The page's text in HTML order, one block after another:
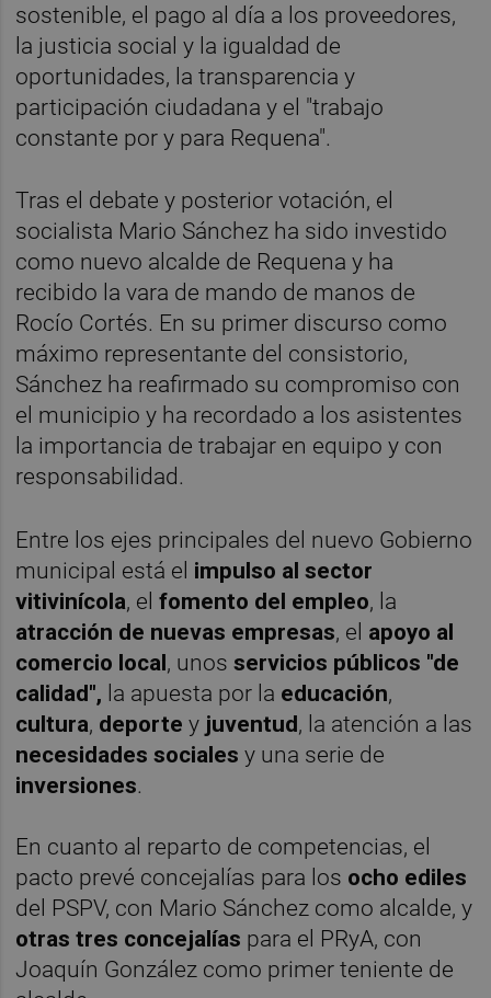
sostenible, el pago al día a los proveedores,
la justicia social y la igualdad de
oportunidades, la transparencia y
participación ciudadana y el "trabajo
constante por y para Requena".
Tras el debate y posterior votación, el
socialista Mario Sánchez ha sido investido
como nuevo alcalde de Requena y ha
recibido la vara de mando de manos de
Rocío Cortés. En su primer discurso como
máximo representante del consistorio,
Sánchez ha reafirmado su compromiso con
el municipio y ha recordado a los asistentes
la importancia de trabajar en equipo y con
responsabilidad.
Entre los ejes principales del nuevo Gobierno
municipal está el impulso al sector
vitivinícola, elfomento del empleo, la
atracción de nuevas empresas, el apoyo al
comercio local, unosservicios públicos "de
calidad", la apuesta por la educación,
cultura, deportey juventud, la atención a las
necesidades sociales y una serie de
inversiones.
En cuanto al reparto de competencias, el
pacto prevé concejalías para los ocho ediles
del PSPV, con Mario Sánchez como alcalde, y
otras tres concejalías para el PRyA, con
Joaquín González como primer teniente de